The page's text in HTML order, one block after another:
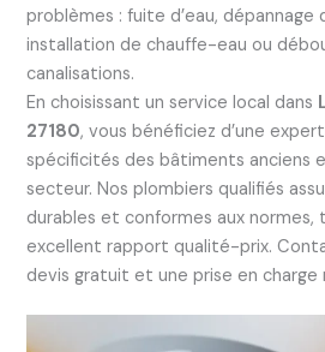
problèmes : fuite d’eau, dépannage
installation de chauffe-eau ou
canalisations.
En choisissant un service local dans
27180, vous bénéficiez d’une
spécificités des bâtiments anciens
secteur. Nos plombiers qualifiés
durables et conformes aux normes,
excellent rapport qualité-prix.
devis gratuit et une prise en charge